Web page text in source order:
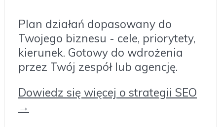
Plan działań dopasowany do
Twojego biznesu - cele, priorytety,
kierunek. Gotowy do wdrożenia
przez Twój zespół lub agencję.
Dowiedz się więcej o strategii SEO
→